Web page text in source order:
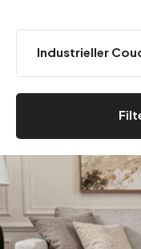
Industrieller